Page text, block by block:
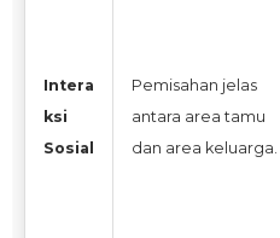
Intera
ksi
Sosial
Pemisahan jelas
antara area tamu
dan area keluarga.